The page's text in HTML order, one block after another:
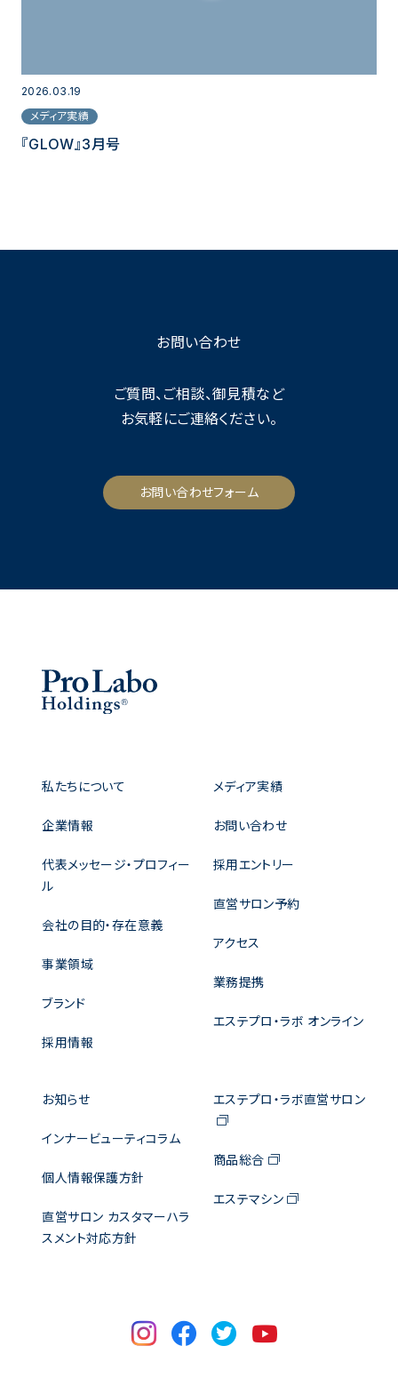
2026.03.19
メディア実績
『GLOW』3月号
お問い合わせ
ご質問、ご相談、御見積など
お気軽にご連絡ください。
お問い合わせフォーム
私たちについて
企業情報
代表メッセージ・プロフィー
ル
会社の目的・存在意義
事業領域
ブランド
採用情報
メディア実績
お問い合わせ
採用エントリー
直営サロン予約
アクセス
業務提携
エステプロ・ラボ オンライン
お知らせ
インナービューティコラム
個人情報保護方針
直営サロン カスタマーハラ
スメント対応方針
エステプロ・ラボ直営サロン
商品総合
エステマシン